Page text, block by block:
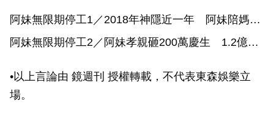
阿妹無限期停工1／2018年神隱近一年 阿妹陪媽媽
對抗癌症病魔
阿妹無限期停工2／阿妹孝親砸200萬慶生 1.2億元
•以上言論由 鏡週刊 授權轉載，不代表東森娛樂立
場。